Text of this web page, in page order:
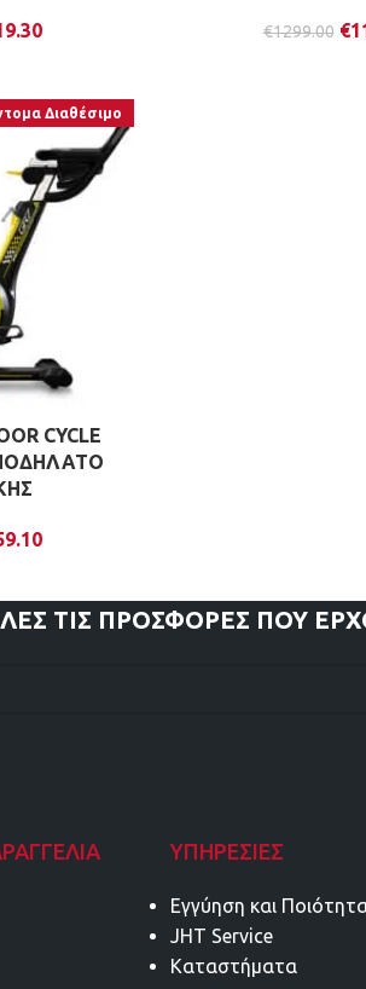
€1299.00 €
Διαθέσιμο
CYCLE
ΤΙΣ ΠΡΟΣΦΟΡΕΣ ΠΟΥ
ΥΠΗΡΕΣΊΕΣ
Εγγύηση και
JHT Service
Καταστήματα